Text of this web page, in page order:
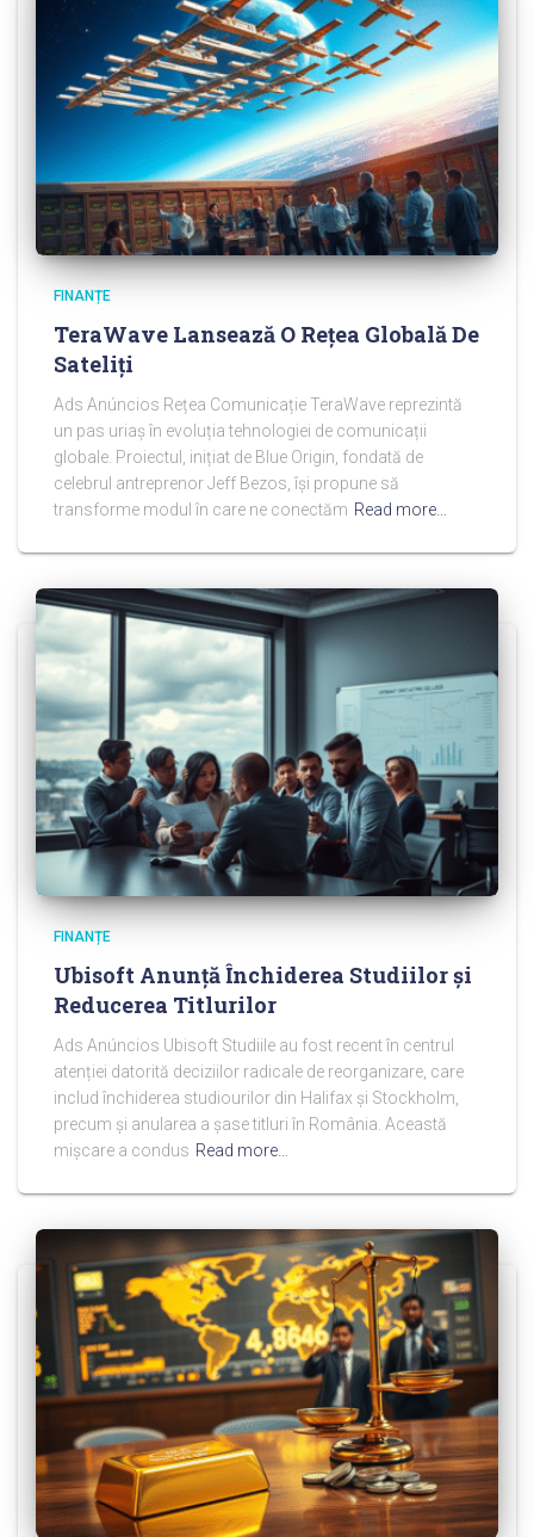
FINANȚE
TeraWave Lansează O Rețea Globală De
Sateliți
Ads Anúncios Rețea Comunicație TeraWave reprezintă
un pas uriaș în evoluția tehnologiei de comunicații
globale. Proiectul, inițiat de Blue Origin, fondată de
celebrul antreprenor Jeff Bezos, își propune să
transforme modul în care ne conectăm Read more…
FINANȚE
Ubisoft Anunță Închiderea Studiilor și
Reducerea Titlurilor
Ads Anúncios Ubisoft Studiile au fost recent în centrul
atenției datorită deciziilor radicale de reorganizare, care
includ închiderea studiourilor din Halifax și Stockholm,
precum și anularea a șase titluri în România. Această
mișcare a condus Read more…